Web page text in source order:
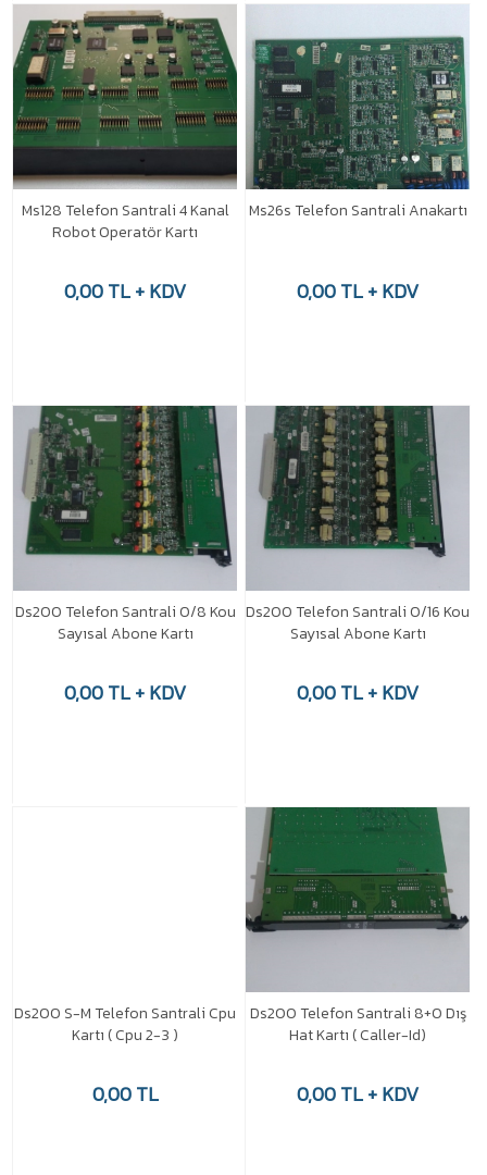
Ms128 Telefon Santrali 4 Kanal
Robot Operatör Kartı
0,00 TL + KDV
Ms26s Telefon Santrali Anakartı
0,00 TL + KDV
Ds200 Telefon Santrali 0/8 Kou
Sayısal Abone Kartı
0,00 TL + KDV
Ds200 Telefon Santrali 0/16 Kou
Sayısal Abone Kartı
0,00 TL + KDV
Ds200 S-M Telefon Santrali Cpu
Kartı ( Cpu 2-3 )
0,00 TL
Ds200 Telefon Santrali 8+0 Dış
Hat Kartı ( Caller-Id)
0,00 TL + KDV